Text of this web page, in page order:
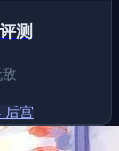
测
后宫